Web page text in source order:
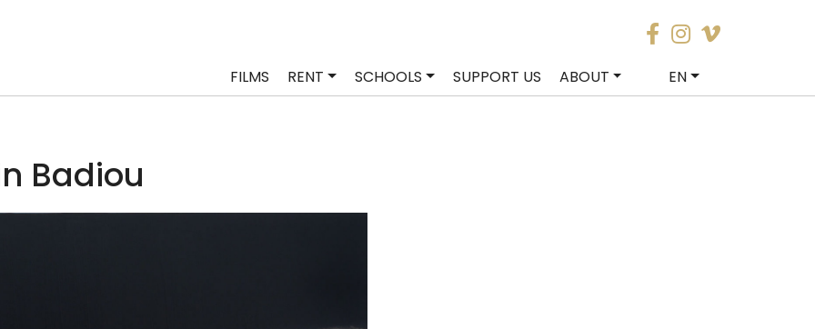
FILMS RENT SCHOOLS SUPPORT US ABOUT EN
Badiou